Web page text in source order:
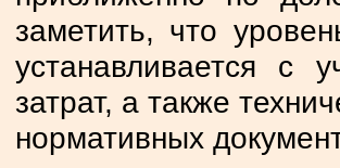
заметить, что
устанавливается с
затрат, а также
нормативных